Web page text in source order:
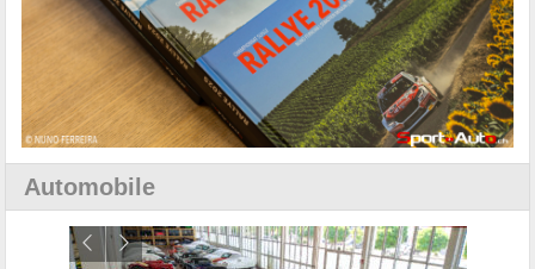
Automobile